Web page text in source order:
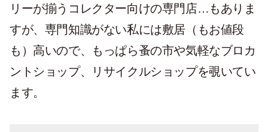
リーが揃うコレクター向けの専門店…もありま
すが、専門知識がない私には敷居（もお値段
も）高いので、もっぱら蚤の市や気軽なブロカ
ントショップ、リサイクルショップを覗いてい
ます。